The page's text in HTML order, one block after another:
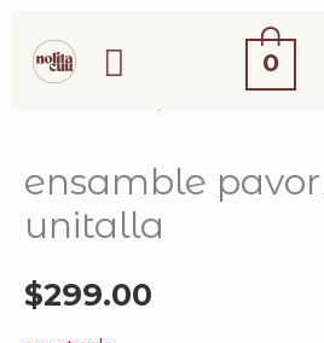
buscar 0
ensamble
unitalla
$299.00